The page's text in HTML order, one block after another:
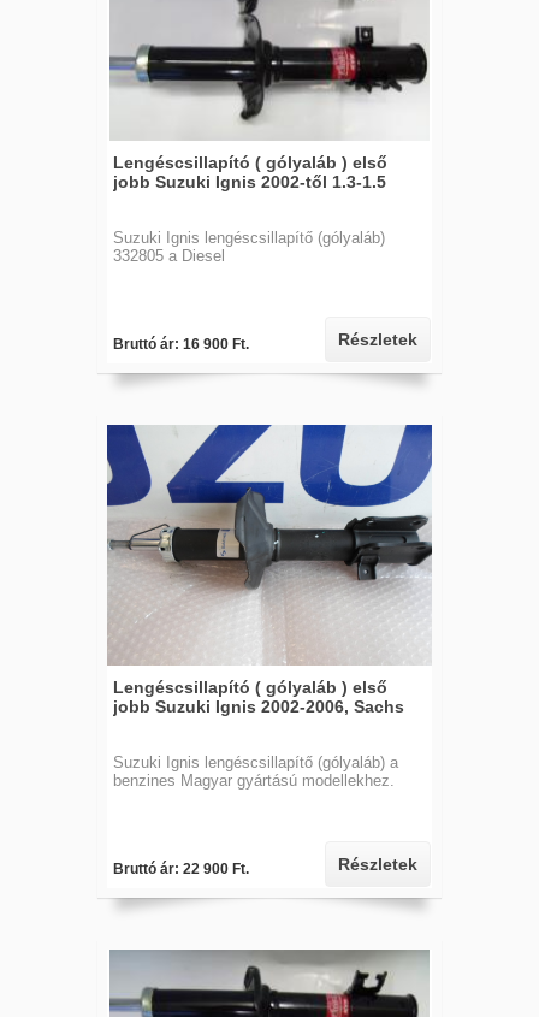
Lengéscsillapító ( gólyaláb ) első
jobb Suzuki Ignis 2002-től 1.3-1.5
Suzuki Ignis lengéscsillapítő (gólyaláb)
332805 a Diesel
Bruttó ár: 16 900 Ft. Részletek
Lengéscsillapító ( gólyaláb ) első
jobb Suzuki Ignis 2002-2006, Sachs
Suzuki Ignis lengéscsillapítő (gólyaláb) a
benzines Magyar gyártású modellekhez.
Bruttó ár: 22 900 Ft. Részletek